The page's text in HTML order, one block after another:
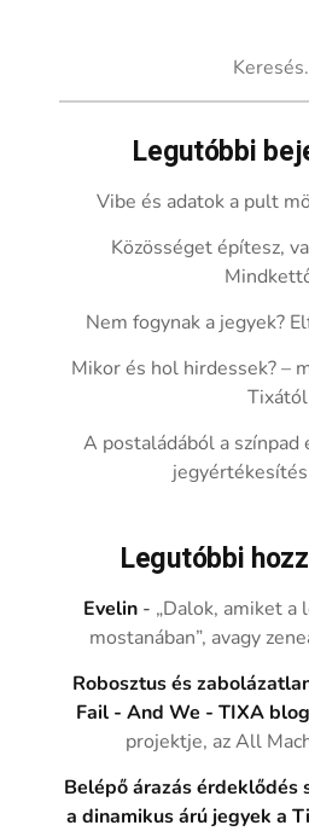
Legutóbbi
Vibe és adatok a pult
Közösséget építesz,
Nem fogynak a jegyek?
Mikor és hol hirdessek? –
Tixától
A postaládából a
Legutóbbi
Evelin - „Dalok, amiket
mostanában”, avagy
Robosztus és
Fail - And We - TIXA blog
projektje, az All
Belépő árazás érdeklődés
a dinamikus árú jegyek a